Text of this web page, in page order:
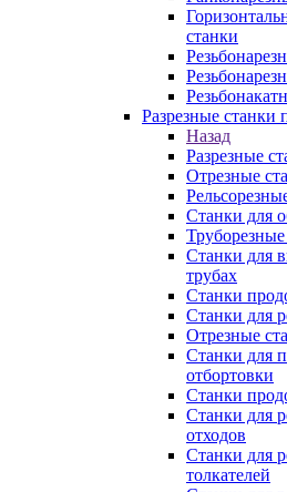
станки
Разрезные станки
Назад
Разрезные
Отрезные
Станки для
Станки для
трубаx
Станки
Станки для
Отрезные
Станки для
отбортовки
Станки
Станки для
отходов
Станки для
толкателей